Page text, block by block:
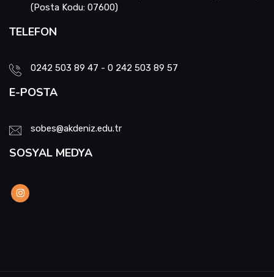
(Posta Kodu: 07600)
TELEFON
0242 503 89 47 - 0 242 503 89 57
E-POSTA
sobes@akdeniz.edu.tr
SOSYAL MEDYA